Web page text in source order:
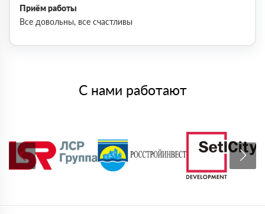
Приём работы
Все довольны, все счастливы
С нами работают